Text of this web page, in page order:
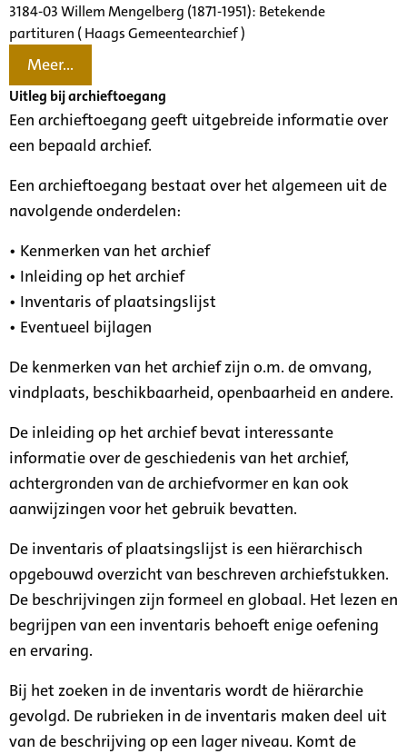
3184-03 Willem Mengelberg (1871-1951): Betekende
partituren ( Haags Gemeentearchief )
Meer...
Uitleg bij archieftoegang
Een archieftoegang geeft uitgebreide informatie over
een bepaald archief.
Een archieftoegang bestaat over het algemeen uit de
navolgende onderdelen:
• Kenmerken van het archief
• Inleiding op het archief
• Inventaris of plaatsingslijst
• Eventueel bijlagen
De kenmerken van het archief zijn o.m. de omvang,
vindplaats, beschikbaarheid, openbaarheid en andere.
De inleiding op het archief bevat interessante
informatie over de geschiedenis van het archief,
achtergronden van de archiefvormer en kan ook
aanwijzingen voor het gebruik bevatten.
De inventaris of plaatsingslijst is een hiërarchisch
opgebouwd overzicht van beschreven archiefstukken.
De beschrijvingen zijn formeel en globaal. Het lezen en
begrijpen van een inventaris behoeft enige oefening
en ervaring.
Bij het zoeken in de inventaris wordt de hiërarchie
gevolgd. De rubrieken in de inventaris maken deel uit
van de beschrijving op een lager niveau. Komt de